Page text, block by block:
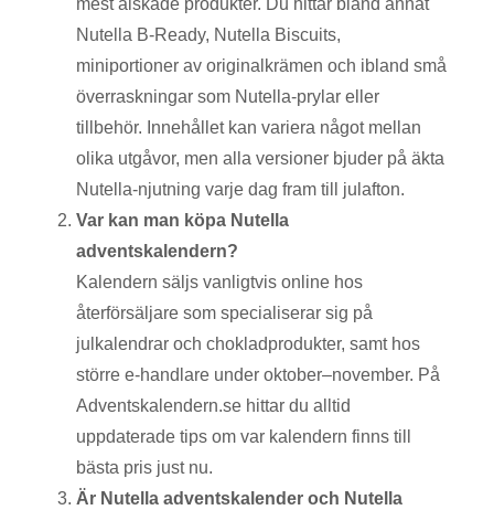
mest älskade produkter. Du hittar bland annat
Nutella B-Ready, Nutella Biscuits,
miniportioner av originalkrämen och ibland små
överraskningar som Nutella-prylar eller
tillbehör. Innehållet kan variera något mellan
olika utgåvor, men alla versioner bjuder på äkta
Nutella-njutning varje dag fram till julafton.
Var kan man köpa Nutella
adventskalendern?
Kalendern säljs vanligtvis online hos
återförsäljare som specialiserar sig på
julkalendrar och chokladprodukter, samt hos
större e-handlare under oktober–november. På
Adventskalendern.se hittar du alltid
uppdaterade tips om var kalendern finns till
bästa pris just nu.
Är Nutella adventskalender och Nutella